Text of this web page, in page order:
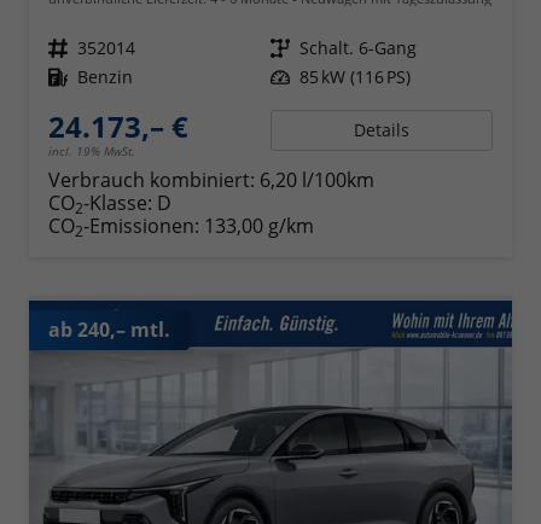
Fahrzeugnr. 352014 Getriebe Schalt. 6-Gang
Kraftstoff Benzin Leistung 85 kW (116 PS)
24.173,– €
incl. 19% MwSt.
Details
Verbrauch kombiniert: 6,20 l/100km
CO2-Klasse: D
CO2-Emissionen: 133,00 g/km
ab 240,– mtl.